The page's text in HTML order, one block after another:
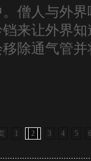
僧人与外
来让外界
除通气管
1 2 3 4 5 6